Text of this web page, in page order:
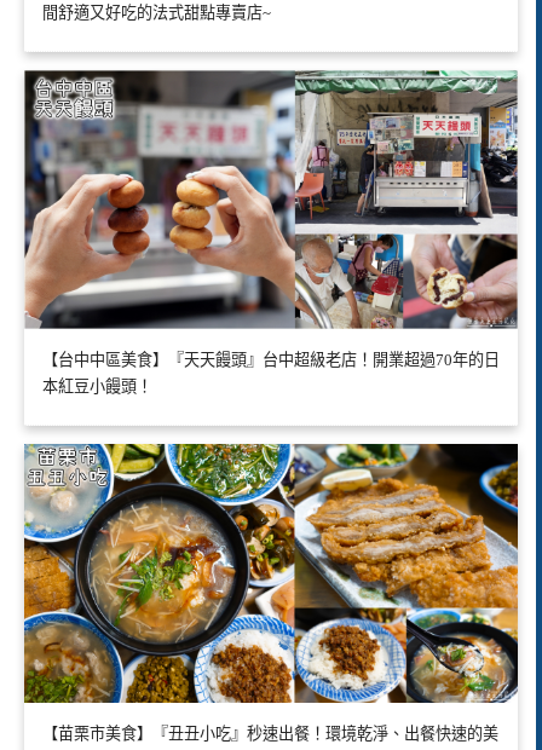
間舒適又好吃的法式甜點專賣店~
【台中中區美食】『天天饅頭』台中超級老店！開業超過70年的日
本紅豆小饅頭！
【苗栗市美食】『丑丑小吃』秒速出餐！環境乾淨、出餐快速的美